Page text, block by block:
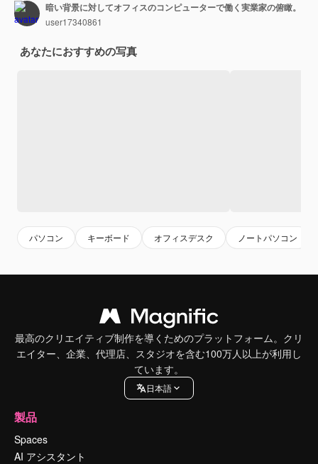
暗い背景に対してオフィスのコンピューターで働く実業家の俯瞰。
user17340861
あなたにおすすめの写真
パソコン キーボード オフィスデスク ノートパソコン
最高のクリエイティブ制作を導くためのプラットフォーム。クリ
エイター、企業、代理店、スタジオを含む100万人以上が利用し
ています。
日本語
製品
Spaces
AI アシスタント